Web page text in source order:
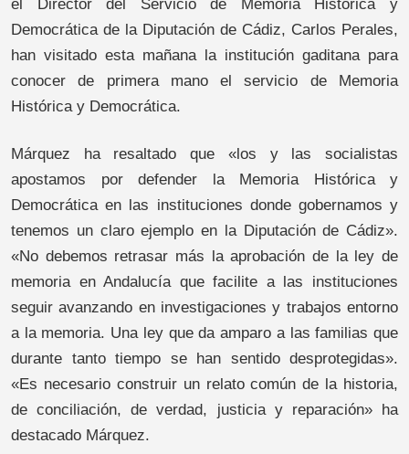
el Director del Servicio de Memoria Histórica y
Democrática de la Diputación de Cádiz, Carlos Perales,
han visitado esta mañana la institución gaditana para
conocer de primera mano el servicio de Memoria
Histórica y Democrática.
Márquez ha resaltado que «los y las socialistas
apostamos por defender la Memoria Histórica y
Democrática en las instituciones donde gobernamos y
tenemos un claro ejemplo en la Diputación de Cádiz».
«No debemos retrasar más la aprobación de la ley de
memoria en Andalucía que facilite a las instituciones
seguir avanzando en investigaciones y trabajos entorno
a la memoria. Una ley que da amparo a las familias que
durante tanto tiempo se han sentido desprotegidas».
«Es necesario construir un relato común de la historia,
de conciliación, de verdad, justicia y reparación» ha
destacado Márquez.